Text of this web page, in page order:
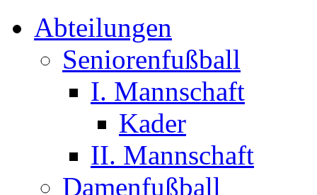
Abteilungen
Seniorenfußball
I. Mannschaft
Kader
II. Mannschaft
Damenfußball